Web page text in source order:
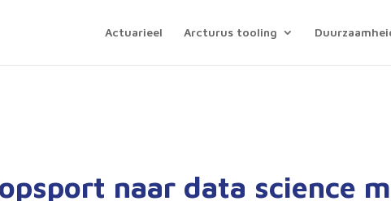
Actuarieel Arcturus tooling
naar data science